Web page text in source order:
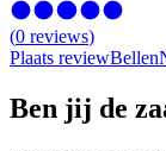
(0 reviews)
Plaats reviewBellen
Ben jij de